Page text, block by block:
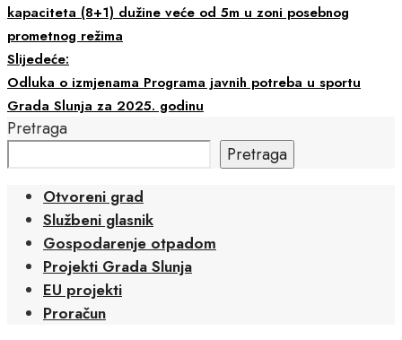
kapaciteta (8+1) dužine veće od 5m u zoni posebnog
prometnog režima
Slijedeće:
Odluka o izmjenama Programa javnih potreba u sportu
Grada Slunja za 2025. godinu
Pretraga
Pretraga
Otvoreni grad
Službeni glasnik
Gospodarenje otpadom
Projekti Grada Slunja
EU projekti
Proračun